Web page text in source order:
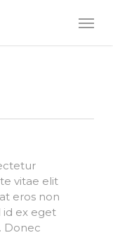
vitae elit
eros non
id ex eget
Donec